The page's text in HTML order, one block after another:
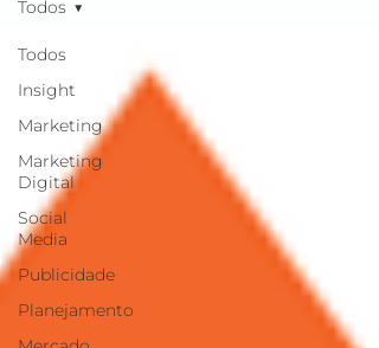
Todos
Insight
Marketing
Marketing
Digital
Social
Media
Publicidade
Planejamento
Todos